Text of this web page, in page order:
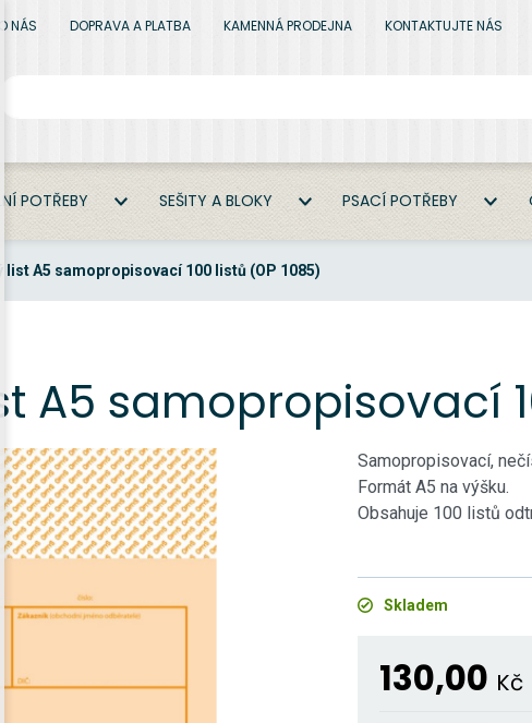
O NÁS DOPRAVA A PLATBA KAMENNÁ PRODEJNA KONTAKTUJTE NÁS
POTŘEBY SEŠITY A BLOKY PSACÍ POTŘEBY
list A5 samopropisovací 100 listů (OP 1085)
A5 samopropisovací
Samopropisovací,
Formát A5 na výšku.
Obsahuje 100 listů
Skladem
130,00 Kč